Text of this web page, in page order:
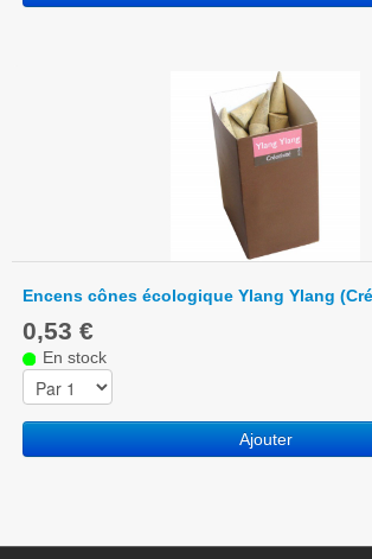
Encens cônes écologique Ylang Ylang
0,53 €
En stock
Ajouter